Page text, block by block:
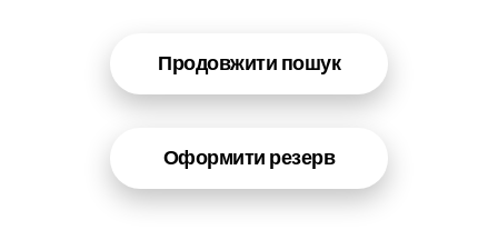
Продовжити пошук
Оформити резерв